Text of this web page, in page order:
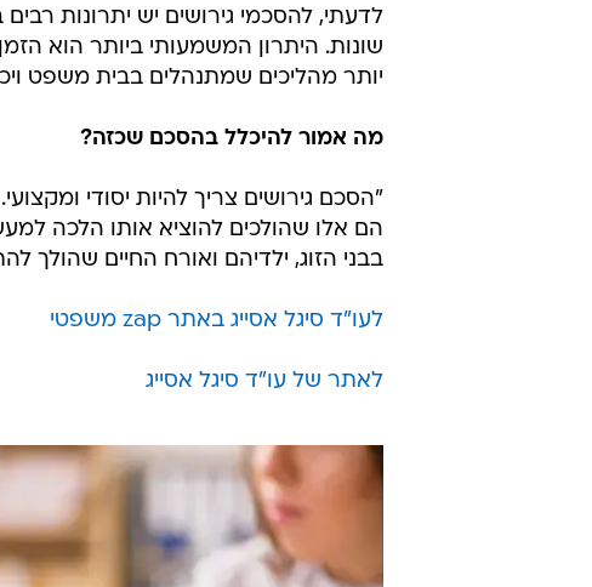
לדעתי, להסכמי גירושים יש יתרונות
שונות. היתרון המשמעותי ביותר הוא
יותר מהליכים שמתנהלים בבית משפט
מה אמור להיכלל בהסכם שכזה?
"הסכם גירושים צריך להיות יסודי
הם אלו שהולכים להוציא אותו הלכה
בבני הזוג, ילדיהם ואורח החיים שהולך
לעו"ד סיגל אסייג באתר zap משפטי
לאתר של עו"ד סיגל אסייג